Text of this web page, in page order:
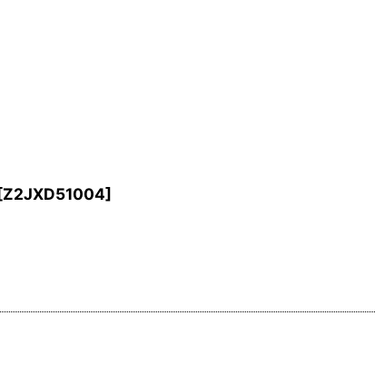
[Z2JXD51004]